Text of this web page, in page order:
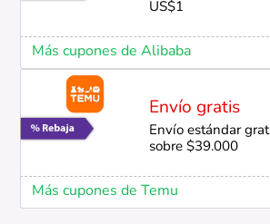
US$1
Más cupones de Alibaba
Envío gratis
Envío estándar
sobre $39.000
Más cupones de Temu